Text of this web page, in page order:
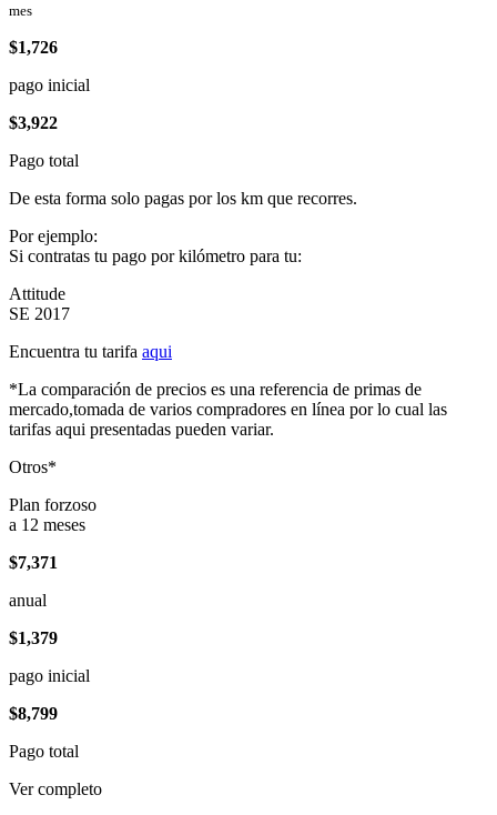
mes
$1,726
pago inicial
$3,922
Pago total
De esta forma solo pagas por los km que recorres.
Por ejemplo:
Si contratas tu pago por kilómetro para tu:
Attitude
SE 2017
Encuentra tu tarifa aqui
*La comparación de precios es una referencia de primas de
mercado,tomada de varios compradores en línea por lo cual las
tarifas aqui presentadas pueden variar.
Otros*
Plan forzoso
a 12 meses
$7,371
anual
$1,379
pago inicial
$8,799
Pago total
Ver completo